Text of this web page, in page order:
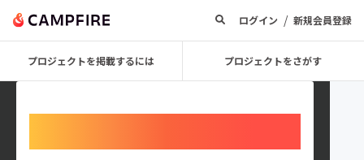
ログイン / 新規会員登録
プロジェクトを掲載するには プロジェクトをさがす